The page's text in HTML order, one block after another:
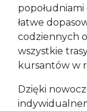
łatwe
codziennych
wszystkie
kursantów w
Dzięki